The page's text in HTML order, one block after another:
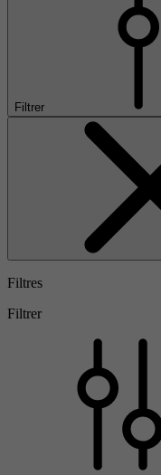
Filtrer
Filtres
Filtrer